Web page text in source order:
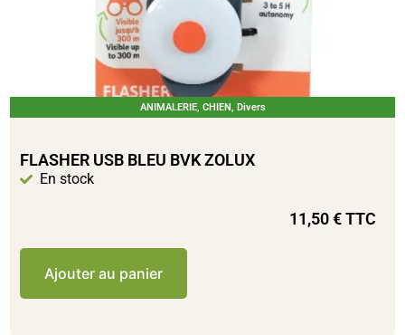
ANIMALERIE, CHIEN, Divers
FLASHER USB BLEU BVK ZOLUX
En stock
11,50€TTC
Ajouter au panier